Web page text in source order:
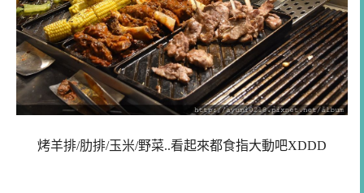
烤羊排/肋排/玉米/野菜..看起來都食指大動吧XDDD